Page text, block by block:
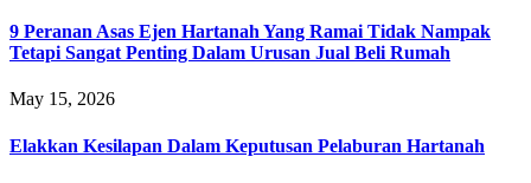
9 Peranan Asas Ejen Hartanah Yang Ramai Tidak Nampak
Tetapi Sangat Penting Dalam Urusan Jual Beli Rumah
May 15, 2026
Elakkan Kesilapan Dalam Keputusan Pelaburan Hartanah